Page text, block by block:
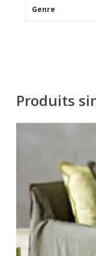
Genre
Produits